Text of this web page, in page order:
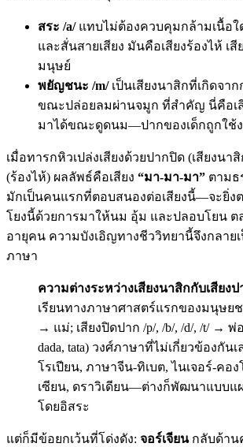
สระ /a/แทบไม่ต้องควบคุมกล้ามเนื้อใ
และสั่นสายเสียง มันคือเสียงร้องไห้ เ
มนุษย์
พยัญชนะ /m/เป็นเสียงนาสิกที่เกิดจา
ขณะปล่อยลมผ่านจมูก ที่สำคัญ นี่คือเสี
มาได้ขณะดูดนม—ปากของเด็กถูกใช้ง
เมื่อทารกหิวเปล่งเสียงด้วยปากปิด (เสียงนา
(ร้องไห้) ผลลัพธ์คือเสียง “มา-มา-มา” ตาม
มักเป็นคนแรกที่ตอบสนองต่อเสียงนี้—จะยิ่ง
โยงนี้ด้วยการมาให้นม อุ้ม และปลอบโยน
อายุคน ความบังเอิญทางชีววิทยานี้จึงกลาย
ภาษา
ความต่างระหว่างเสียงนาสิกกับเสียงป
เรียนทางภาษาศาสตร์แรกของมนุษย
→ แม่; เสียงปิดปาก /p/, /b/, /d/, /t/ → พ่อ
dada, tata) วงศ์ภาษาที่ไม่เกี่ยวข้องกัน
โรเปียน, ภาษาจีน-ทิเบต, ไนเจอร์-คอ
เซียน, ดราวิเดียน—ต่างก็พัฒนาแบบแ
โดยอิสระ
แต่ก็มีข้อยกเว้นที่โด่งดัง: จอร์เจียนกลับด้าน